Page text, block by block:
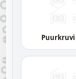
Puurkruvi